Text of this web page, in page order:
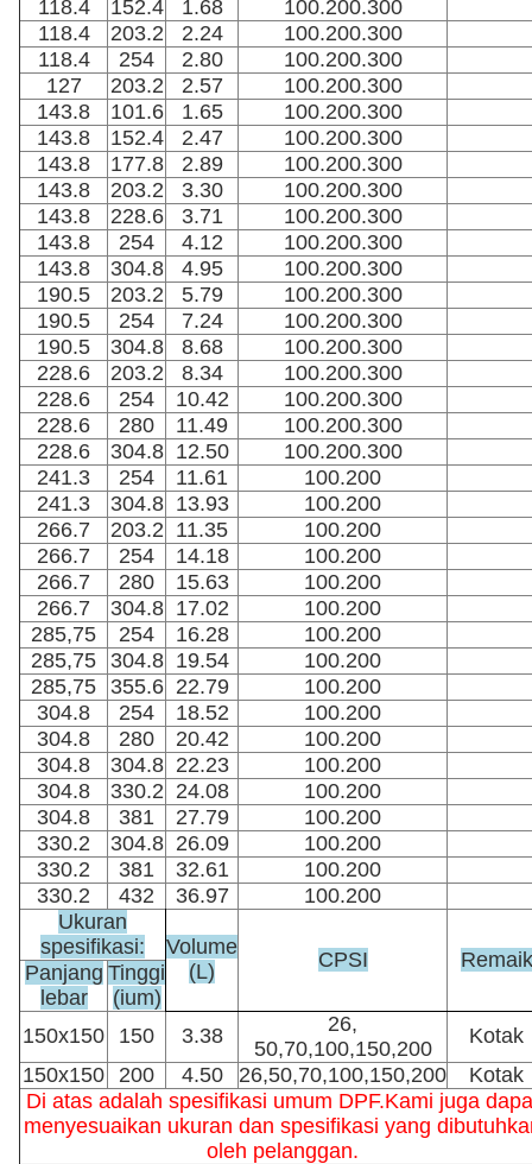
118.4 152.4 1.68
100.200.300
118.4
203.2 2.24
100.200.300
118.4
254 2.80
100.200.300
127
203.2 2.57
100.200.300
143.8
101.6 1.65
100.200.300
143.8
152.4 2.47
100.200.300
143.8
177.8 2.89
100.200.300
143.8
203.2 3.30
100.200.300
143.8
228.6 3.71
100.200.300
143.8
254 4.12
100.200.300
143.8
304.8 4.95
100.200.300
190.5
203.2 5.79
100.200.300
190.5
254 7.24
100.200.300
190.5
304.8 8.68
100.200.300
228.6
203.2 8.34
100.200.300
228.6
254 10.42
100.200.300
228.6
280 11.49
100.200.300
228.6
304.8 12.50
100.200.300
241.3
254 11.61
100.200
241.3
304.8 13.93
100.200
266.7
203.2 11.35
100.200
266.7
254 14.18
100.200
266.7
280 15.63
100.200
266.7
304.8 17.02
100.200
285,75
254 16.28
100.200
285,75
304.8 19.54
100.200
285,75
355.6 22.79
100.200
304.8
254 18.52
100.200
304.8
280 20.42
100.200
304.8
304.8 22.23
100.200
304.8
330.2 24.08
100.200
304.8
381 27.79
100.200
330.2
304.8 26.09
100.200
330.2
381 32.61
100.200
330.2
432 36.97
100.200
Ukuran
spesifikasi:
Volume
(L)
CPSI Remaik
Panjang
lebar
Tinggi
(ium)
150x150
150 3.38
26,
50,70,100,150,200
Kotak
150x150
200 4.50 26,50,70,100,150,200
Kotak
Di atas adalah spesifikasi umum DPF.Kami juga
menyesuaikan ukuran dan spesifikasi yang
oleh pelanggan.